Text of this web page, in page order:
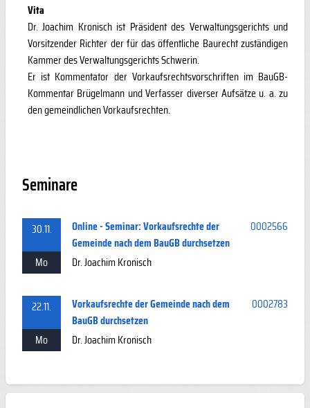
Vita
Dr. Joachim Kronisch ist Präsident des Verwaltungsgerichts und
Vorsitzender Richter der für das öffentliche Baurecht zuständigen
Kammer des Verwaltungsgerichts Schwerin.
Er ist Kommentator der Vorkaufsrechtsvorschriften im BauGB-
Kommentar Brügelmann und Verfasser diverser Aufsätze u. a. zu
den gemeindlichen Vorkaufsrechten.
Seminare
30.11.
Online - Seminar: Vorkaufsrechte der
Gemeinde nach dem BauGB durchsetzen
0002566
Mo Dr. Joachim Kronisch
22.11.
Vorkaufsrechte der Gemeinde nach dem
BauGB durchsetzen
0002783
Mo Dr. Joachim Kronisch